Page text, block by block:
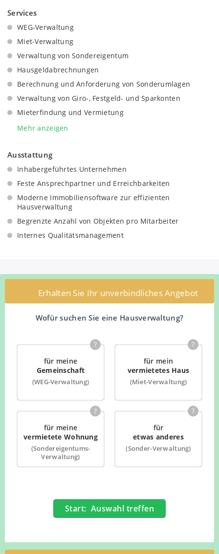
Services
WEG-Verwaltung
Miet-Verwaltung
Verwaltung von Sondereigentum
Hausgeldabrechnungen
Berechnung und Anforderung von Sonderumlagen
Verwaltung von Giro-, Festgeld- und Sparkonten
Mieterfindung und Vermietung
Kooperation bei Wohnungsverkäufen
Handwerkerpool mit erfahrenen Handwerksbetrieben
Kooperationen mit Versicherungsunternehmen
Kooperationen mit Messdienstleistern
Protokollierte Objektbegehung vor
Eigentümerversammlungen mit Beiräten und
interessierten Eigentümern
Aufbereitung von Unterlagen für
Eigentümerversammlungen
Eigentümerversammlungen
des Instandhaltungsbedarfs
Mehr anzeigen
Ausstattung
Inhabergeführtes Unternehmen
Feste Ansprechpartner und Erreichbarkeiten
Moderne Immobiliensoftware zur effizienten
Hausverwaltung
Begrenzte Anzahl von Objekten pro Mitarbeiter
Internes Qualitätsmanagement
Erhalten Sie Ihr unverbindliches Angebot
Wofür suchen Sie eine Hausverwaltung?
für meine
Gemeinschaft
(WEG-Verwaltung)
?
für mein
vermietetes Haus
(Miet-Verwaltung)
?
für meine
vermietete Wohnung
(Sondereigentums-
Verwaltung)
?
für
etwas anderes
(Sonder-Verwaltung)
?
Start: Auswahl treffen